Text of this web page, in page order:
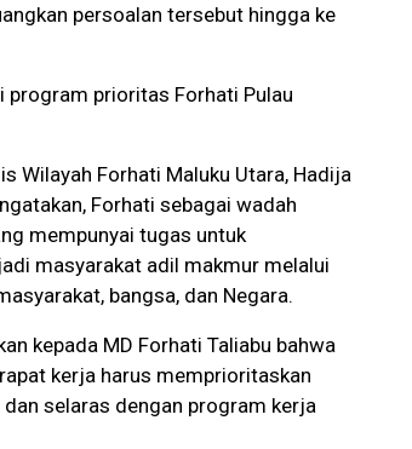
persoalan tersebut hingga ke
program prioritas Forhati Pulau
Wilayah Forhati Maluku Utara, Hadija
Forhati sebagai wadah
mempunyai tugas untuk
masyarakat adil makmur melalui
bangsa, dan Negara.
kepada MD Forhati Taliabu bahwa
kerja harus memprioritaskan
selaras dengan program kerja